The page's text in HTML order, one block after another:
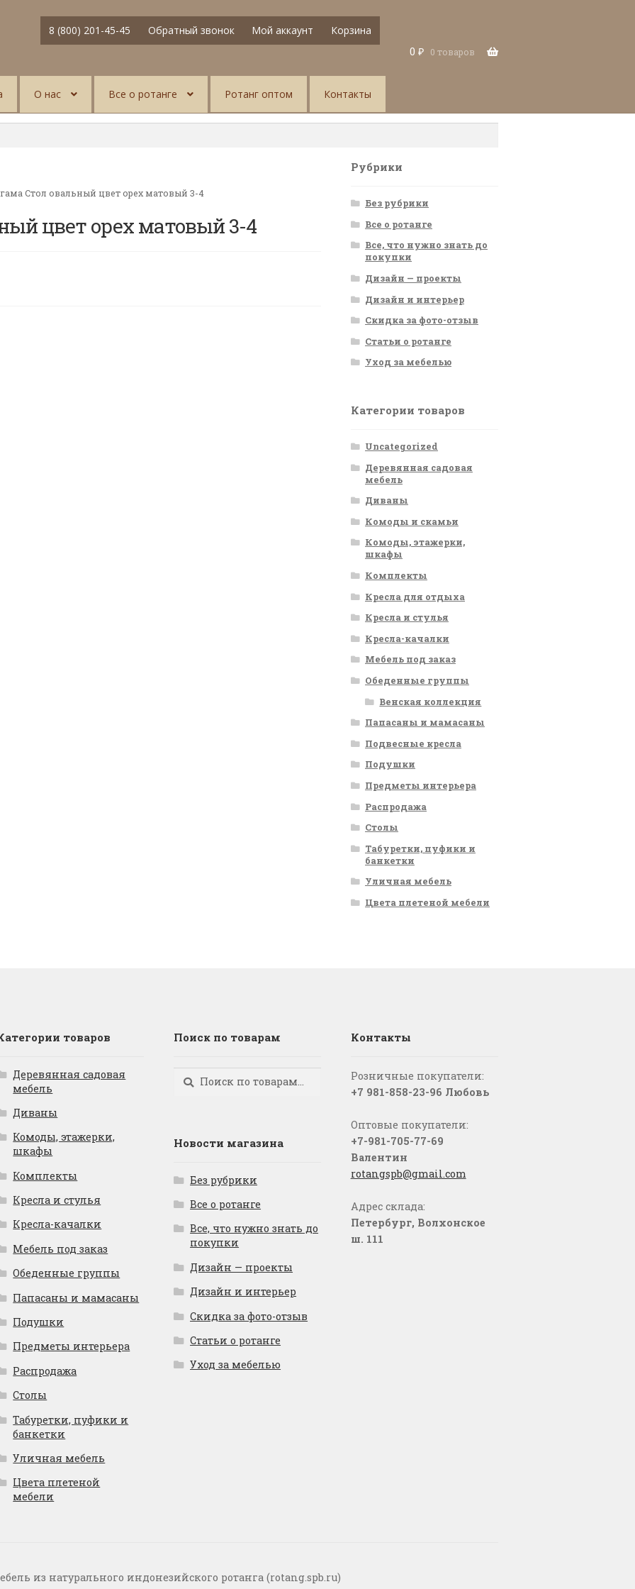
8 (800) 201-45-45 Обратный звонок Мой аккаунт
Корзина
0 ₽ 0 товаров
О нас Все о ротанге Ротанг оптом Контакты
Стол овальный цвет орех матовый 3-4
цвет орех матовый 3-4
Рубрики
Без рубрики
Все о ротанге
Все, что нужно знать до
покупки
Дизайн — проекты
Дизайн и интерьер
Скидка за фото-отзыв
Статьи о ротанге
Уход за мебелью
Категории товаров
Uncategorized
Деревянная садовая
мебель
Диваны
Комоды и скамьи
Комоды, этажерки,
шкафы
Комплекты
Кресла для отдыха
Кресла и стулья
Кресла-качалки
Мебель под заказ
Обеденные группы
Венская коллекция
Папасаны и мамасаны
Подвесные кресла
Подушки
Предметы интерьера
Распродажа
Столы
Табуретки, пуфики и
банкетки
Уличная мебель
Цвета плетеной мебели
товаров
Деревянная садовая
мебель
Диваны
Комоды, этажерки,
шкафы
Комплекты
Кресла и стулья
Кресла-качалки
Мебель под заказ
Обеденные группы
Папасаны и мамасаны
Подушки
Предметы интерьера
Распродажа
Столы
Табуретки, пуфики и
банкетки
Уличная мебель
Цвета плетеной
мебели
Поиск по товарам
Искать:
Поиск
Новости магазина
Без рубрики
Все о ротанге
Все, что нужно знать до
покупки
Дизайн — проекты
Дизайн и интерьер
Скидка за фото-отзыв
Статьи о ротанге
Уход за мебелью
Контакты
Розничные покупатели:
+7 981-858-23-96 Любовь
Оптовые покупатели:
+7-981-705-77-69
Валентин
rotangspb@gmail.com
Адрес склада:
Петербург, Волхонское
ш. 111
из натурального индонезийского ротанга (rotang.spb.ru)